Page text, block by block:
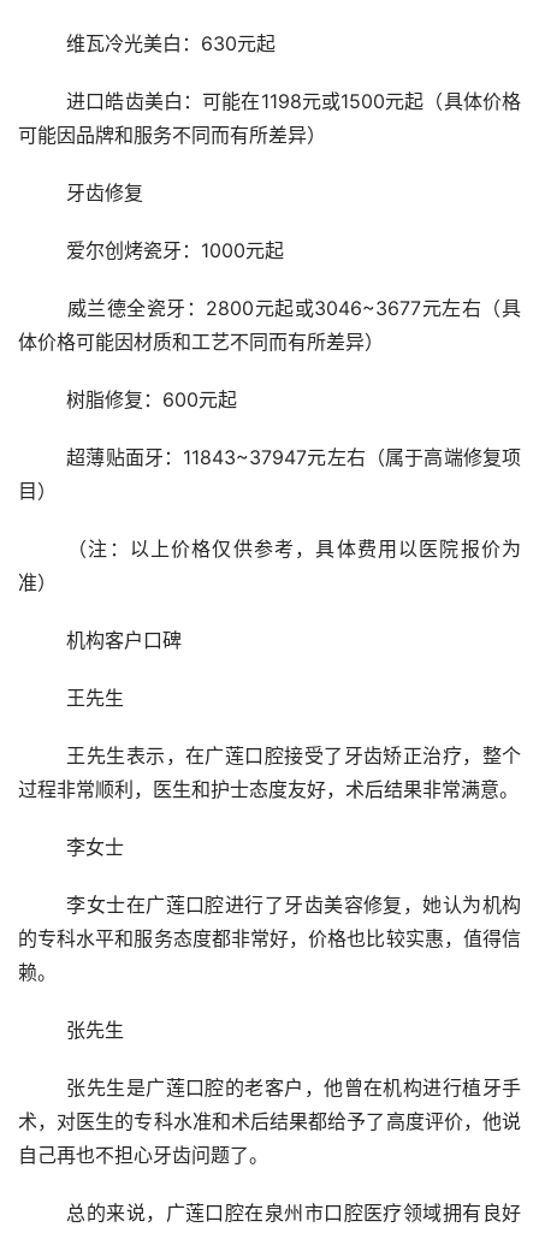
	维瓦冷光美白：630元起
	进口皓齿美白：可能在1198元或1500元起（具体价格
可能因品牌和服务不同而有所差异）
	牙齿修复
	爱尔创烤瓷牙：1000元起
体价格可能因材质和工艺不同而有所差异）
	树脂修复：600元起
	超薄贴面牙：11843~37947元左右（属于高端修复项
目）
准）
	机构客户口碑
	王先生
过程非常顺利，医生和护士态度友好，术后结果非常满意。
	李女士
	李女士在广莲口腔进行了牙齿美容修复，她认为机构
的专科水平和服务态度都非常好，价格也比较实惠，值得信
赖。
	张先生
术，对医生的专科水准和术后结果都给予了高度评价，他说
自己再也不担心牙齿问题了。